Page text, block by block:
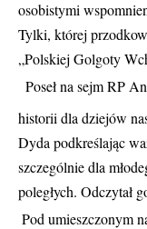
osobistymi
Tylki, której
„Polskiej Golgoty
Poseł na sejm RP
historii dla dziejów
Dyda podkreślając
szczególnie dla
poległych. Odczytał
Pod umieszczonym